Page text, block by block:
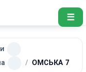
☰
ОМСЬКА 7